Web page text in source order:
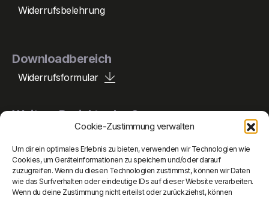
Cookie-Zustimmung verwalten
Um dir ein optimales Erlebnis zu bieten, verwenden wir Technologien wie
Cookies, um Geräteinformationen zu speichern und/oder darauf
zuzugreifen. Wenn du diesen Technologien zustimmst, können wir Daten
wie das Surfverhalten oder eindeutige IDs auf dieser Website verarbeiten.
Wenn du deine Zustimmung nicht erteilst oder zurückziehst, können
Widerrufsbelehrung
Downloadbereich
Widerrufsformular
Weitere Projekte der Gruppe
Peperle Holding
Peperle Auto